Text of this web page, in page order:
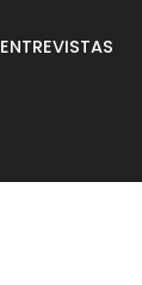
ENTREVISTAS